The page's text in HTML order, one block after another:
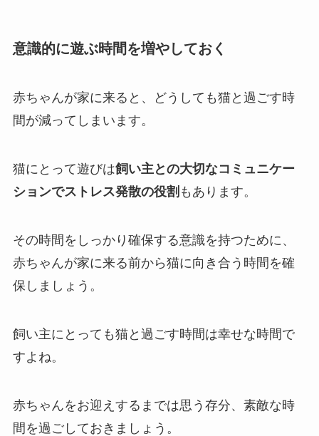
意識的に遊ぶ時間を増やしておく
赤ちゃんが家に来ると、どうしても猫と過ごす時
間が減ってしまいます。
猫にとって遊びは飼い主との大切なコミュニケー
ションでストレス発散の役割 もあります。
その時間をしっかり確保する意識を持つために、
赤ちゃんが家に来る前から猫に向き合う時間を確
保しましょう。
飼い主にとっても猫と過ごす時間は幸せな時間で
すよね。
赤ちゃんをお迎えするまでは思う存分、素敵な時
間を過ごしておきましょう。